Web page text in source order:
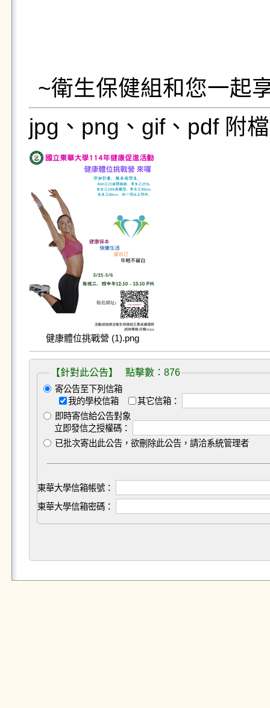
jpg、png、gif、pdf 附
健康體位挑戰營 (1).png
【針對此公告】 點擊數：876
寄公告至下列信箱
我的學校信箱
其它信箱：
即時寄信給公告對象
立即發信之授權碼：
已批次寄出此公告，欲刪除此公告，請洽系統管理者
東華大學信箱帳號：
東華大學信箱密碼：